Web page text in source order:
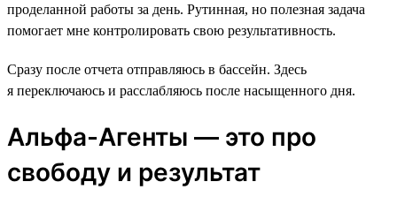
проделанной работы за день. Рутинная, но полезная задача
помогает мне контролировать свою результативность.
Сразу после отчета отправляюсь в бассейн. Здесь
я переключаюсь и расслабляюсь после насыщенного дня.
Альфа-Агенты — это про
свободу и результат